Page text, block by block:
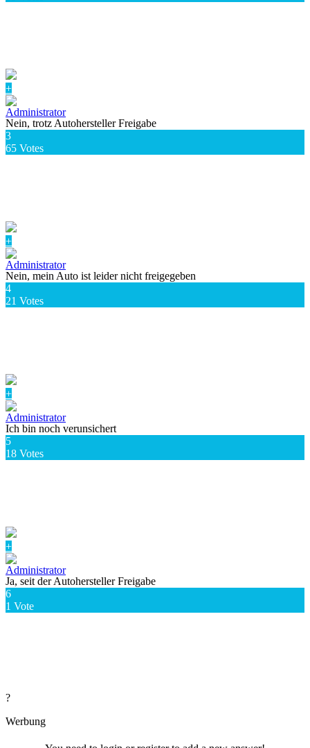
+
Nein, trotz Autohersteller Freigabe
3
65 Votes
+
Nein, mein Auto ist leider nicht freigegeben
4
21 Votes
+
Ich bin noch verunsichert
5
18 Votes
+
Ja, seit der Autohersteller Freigabe
6
1 Vote
?
Werbung